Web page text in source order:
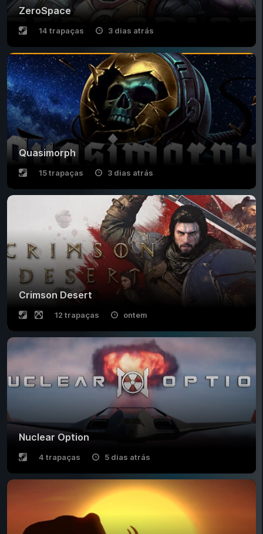
ZeroSpace
14 trapaças 3 dias atrás
Quasimorph
15 trapaças 3 dias atrás
Crimson Desert
12 trapaças ontem
Nuclear Option
4 trapaças 5 dias atrás